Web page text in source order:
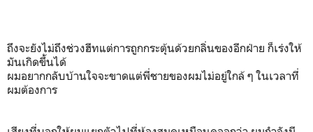
ถึงจะยังไม่ถึงช่วงฮีทแต่การถูกกระตุ้นด้วยกลิ่นของอีกฝ่าย ก็เร่งให้
มันเกิดขึ้นได้
ผมอยากกลับบ้านใจจะขาดแต่พี่ชายของผมไม่อยู่ใกล้ ๆ ในเวลาที่
ผมต้องการ